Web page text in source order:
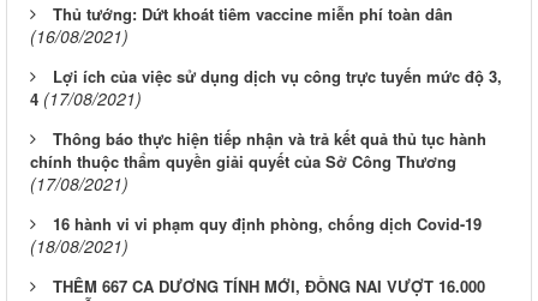
Thủ tướng: Dứt khoát tiêm vaccine miễn phí toàn dân
(16/08/2021)
Lợi ích của việc sử dụng dịch vụ công trực tuyến mức độ 3,
4 (17/08/2021)
Thông báo thực hiện tiếp nhận và trả kết quả thủ tục hành
chính thuộc thẩm quyền giải quyết của Sở Công Thương
(17/08/2021)
16 hành vi vi phạm quy định phòng, chống dịch Covid-19
(18/08/2021)
THÊM 667 CA DƯƠNG TÍNH MỚI, ĐỒNG NAI VƯỢT 16.000